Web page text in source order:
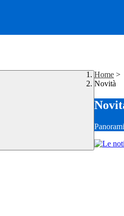
Home >
Novità